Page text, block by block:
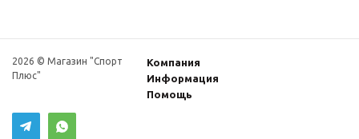
2026 © Магазин "Спорт
Плюс"
Компания
Информация
Помощь